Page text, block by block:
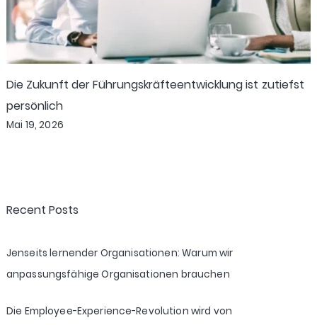
Die Zukunft der Führungskräfteentwicklung ist zutiefst
persönlich
Mai 19, 2026
Recent Posts
Jenseits lernender Organisationen: Warum wir
anpassungsfähige Organisationen brauchen
Die Employee-Experience-Revolution wird von